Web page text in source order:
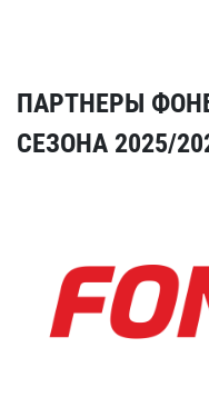
ПАРТНЕРЫ
СЕЗОНА 2025/